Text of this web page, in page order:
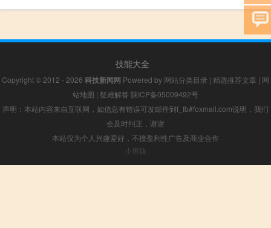
技能大全
Copyright © 2012 - 2026 科技新闻网 Powered by 网站分类目录 | 精选推荐文章 | 网
站地图 | 疑难解答 陕ICP备05009492号
声明：本站内容来自互联网，如信息有错误可发邮件到f_fb#foxmail.com说明，我们
会及时纠正，谢谢
本站仅为个人兴趣爱好，不接盈利性广告及商业合作
小男孩